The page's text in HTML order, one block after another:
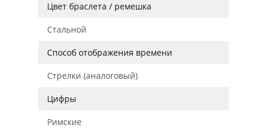
Цвет браслета / ремешка
Стальной
Способ отображения времени
Стрелки (аналоговый)
Цифры
Римские